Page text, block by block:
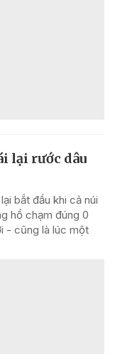
lại rước dâu
bắt đầu khi cả núi
hồ chạm đúng 0
- cũng là lúc một